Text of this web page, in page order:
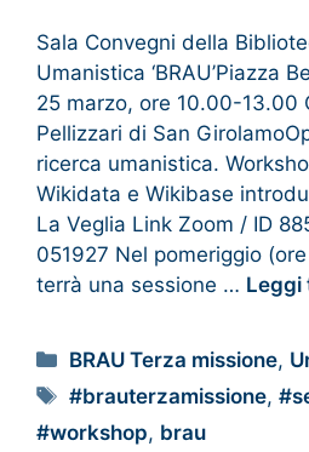
Sala Convegni della
Umanistica ‘BRAU’Piazza
25 marzo, ore 10.00-13.00
Pellizzari di San
ricerca umanistica.
Wikidata e Wikibase
La Veglia Link Zoom / ID
051927 Nel pomeriggio
terrà una sessione … Leggi
BRAU Terza missione,
#brauterzamissione,
#workshop, brau